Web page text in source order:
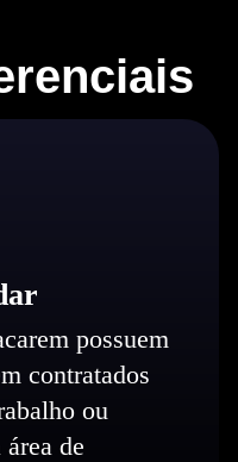
possuem
contratados
ou
de